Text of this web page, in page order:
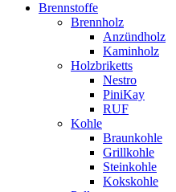
Brennstoffe
Brennholz
Anzündholz
Kaminholz
Holzbriketts
Nestro
PiniKay
RUF
Kohle
Braunkohle
Grillkohle
Steinkohle
Kokskohle